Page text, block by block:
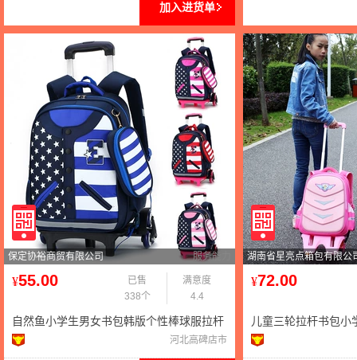
加入进货单
保定协裕商贸有限公司 服务能力
¥55.00
已售
338个
满意度
4.4
自然鱼小学生男女书包韩版个性棒球服拉杆
书包6-12周岁1-5年级
河北高碑店市
湖南省星亮点箱包有限公
¥72.00
儿童三轮拉杆书包小
1-3-5年级六轮中学